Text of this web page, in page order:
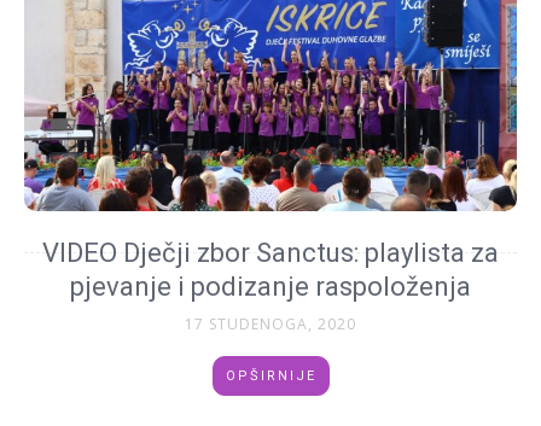
VIDEO Dječji zbor Sanctus: playlista za
pjevanje i podizanje raspoloženja
17 STUDENOGA, 2020
OPŠIRNIJE